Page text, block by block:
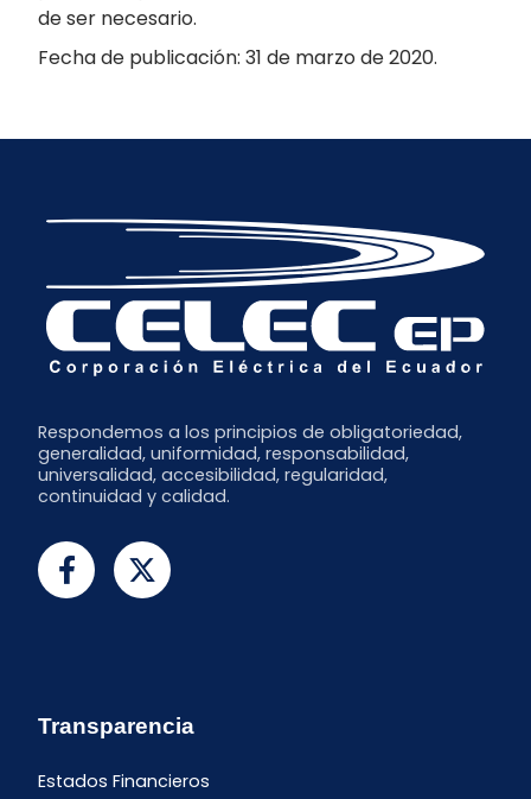
de ser necesario.
Fecha de publicación: 31 de marzo de 2020.
Respondemos a los principios de obligatoriedad,
generalidad, uniformidad, responsabilidad,
universalidad, accesibilidad, regularidad,
continuidad y calidad.
Transparencia
Estados Financieros